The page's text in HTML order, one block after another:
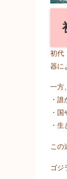
初代
器に
一方
・
・
・
この
ゴジ